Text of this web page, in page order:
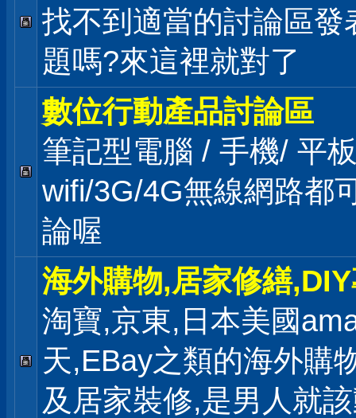
找不到適當的討論區發
題嗎?來這裡就對了
數位行動產品討論區
筆記型電腦 / 手機/ 平
wifi/3G/4G無線網路都
論喔
海外購物,居家修繕
淘寶,京東,日本美國
天,EBay之類的海外購
及居家裝修,是男人就